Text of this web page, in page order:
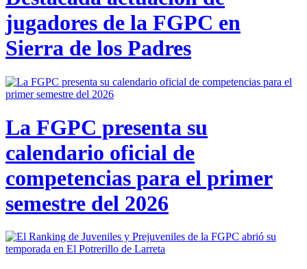
jugadores de la FGPC en
Sierra de los Padres
La FGPC presenta su
calendario oficial de
competencias para el primer
semestre del 2026